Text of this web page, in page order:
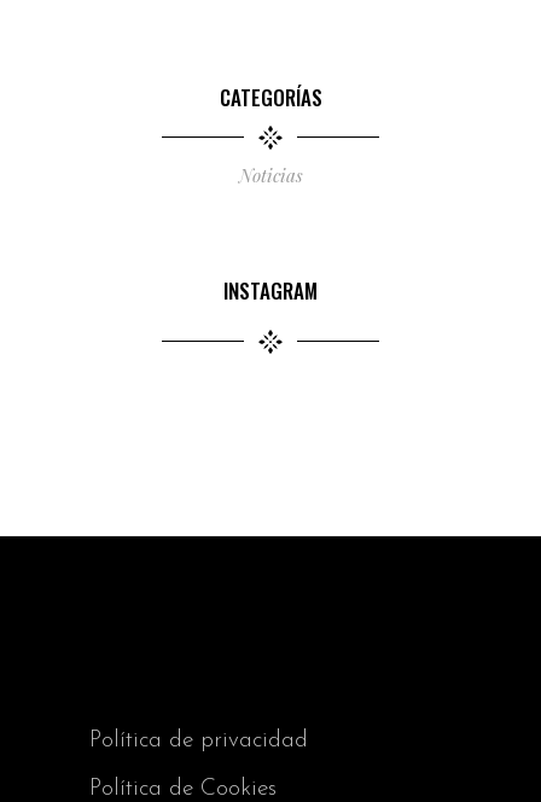
CATEGORÍAS
Noticias
INSTAGRAM
Política de privacidad
Política de Cookies